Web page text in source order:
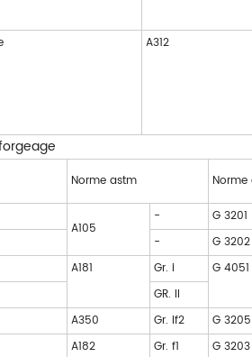
A312
Norme astm Norme
A105
- G 3201
-
G 3202
A181
Gr. i G 4051
GR. II
A350
Gr. lf2 G 3205
A182
Gr. f1 G 3203